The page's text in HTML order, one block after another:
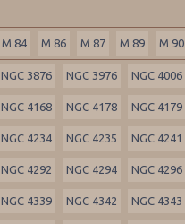
M 84 M 86 M 87 M 89 M 90
NGC 3876 NGC 3976 NGC 4006
NGC 4168 NGC 4178 NGC 4179
NGC 4234 NGC 4235 NGC 4241
NGC 4292 NGC 4294 NGC 4296
NGC 4339 NGC 4342 NGC 4343